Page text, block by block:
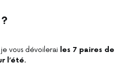
vous dévoilerai les 7 paires de
l’été.